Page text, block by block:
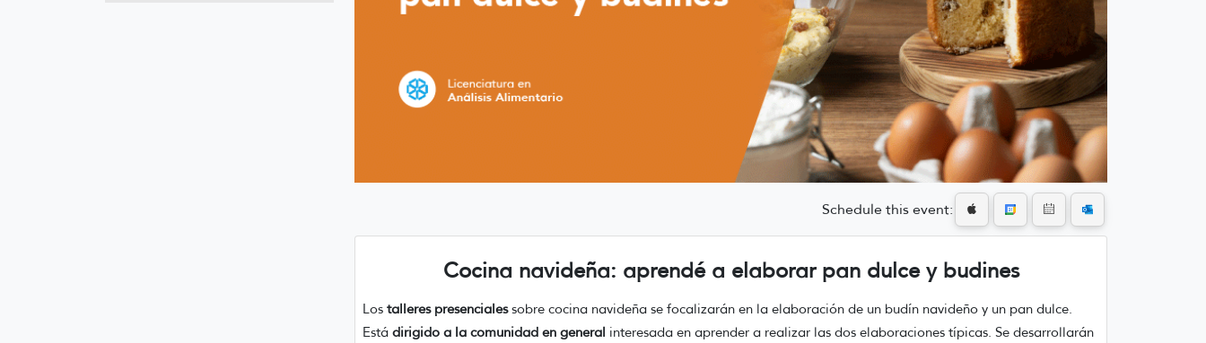
Schedule this event:
Cocina navideña: aprendé a elaborar pan dulce y budines
Los talleres presenciales sobre cocina navideña se focalizarán en la elaboración de un budín navideño y un pan dulce.
Está dirigido a la comunidad en general interesada en aprender a realizar las dos elaboraciones típicas. Se desarrollarán